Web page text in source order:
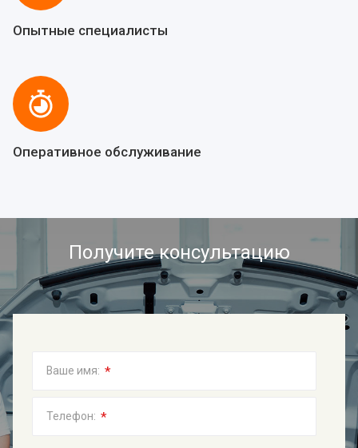
Опытные специалисты
Оперативное обслуживание
Получите консультацию
Ваше имя: *
Телефон: *